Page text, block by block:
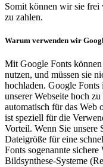
Somit können wir sie frei
zu zahlen.
Warum verwenden wir
Mit Google Fonts
nutzen, und müssen sie
hochladen. Google
unserer Webseite hoch
automatisch für das Web
ist speziell für die
Vorteil. Wenn Sie unsere
Dateigröße für eine
Fonts sogenannte
Bildsynthese-Systeme